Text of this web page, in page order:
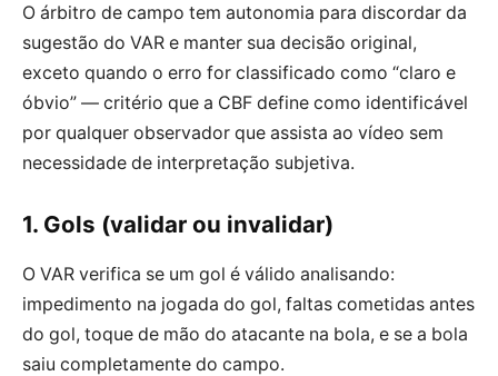
O árbitro de campo tem autonomia para discordar da
sugestão do VAR e manter sua decisão original,
exceto quando o erro for classificado como “claro e
óbvio” — critério que a CBF define como identificável
por qualquer observador que assista ao vídeo sem
necessidade de interpretação subjetiva.
1. Gols (validar ou invalidar)
O VAR verifica se um gol é válido analisando:
impedimento na jogada do gol, faltas cometidas antes
do gol, toque de mão do atacante na bola, e se a bola
saiu completamente do campo.